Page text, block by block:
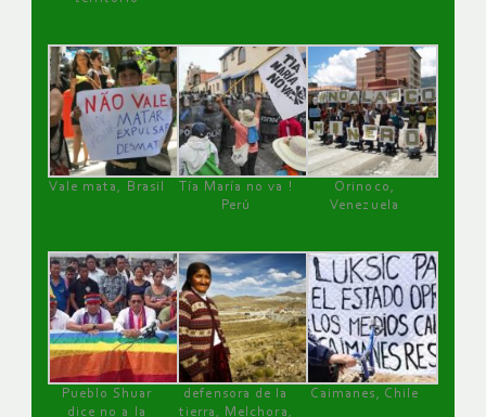
Vale mata, Brasil
Tía María no va !
Perú
Orinoco,
Venezuela
Pueblo Shuar
dice no a la
defensora de la
tierra, Melchora,
Caimanes, Chile